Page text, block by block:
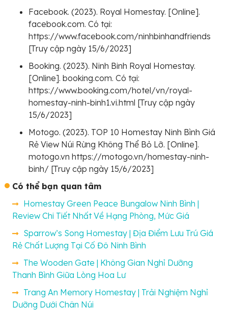
Facebook. (2023). Royal Homestay. [Online].
facebook.com. Có tại:
https://www.facebook.com/ninhbinhandfriends
[Truy cập ngày 15/6/2023]
Booking. (2023). Ninh Binh Royal Homestay.
[Online]. booking.com. Có tại:
https://www.booking.com/hotel/vn/royal-
homestay-ninh-binh1.vi.html [Truy cập ngày
15/6/2023]
Motogo. (2023). TOP 10 Homestay Ninh Bình Giá
Rẻ View Núi Rừng Không Thể Bỏ Lỡ. [Online].
motogo.vn https://motogo.vn/homestay-ninh-
binh/ [Truy cập ngày 15/6/2023]
Có thể bạn quan tâm
Homestay Green Peace Bungalow Ninh Bình |
Review Chi Tiết Nhất Về Hạng Phòng, Mức Giá
Sparrow’s Song Homestay | Địa Điểm Lưu Trú Giá
Rẻ Chất Lượng Tại Cố Đô Ninh Bình
The Wooden Gate | Không Gian Nghỉ Dưỡng
Thanh Bình Giữa Lòng Hoa Lư
Trang An Memory Homestay | Trải Nghiệm Nghỉ
Dưỡng Dưới Chân Núi